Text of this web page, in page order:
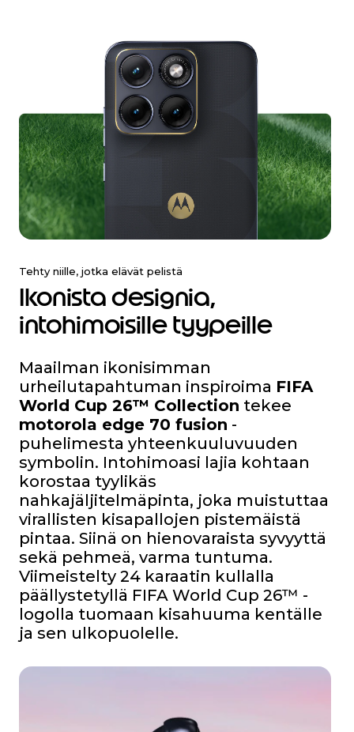
e
m
2
o
f
Tehty niille, jotka elävät pelistä
Ikonista designia,
intohimoisille tyypeille
Maailman ikonisimman
urheilutapahtuman inspiroima FIFA
World Cup 26™ Collection tekee
motorola edge 70 fusion -
puhelimesta yhteenkuuluvuuden
symbolin. Intohimoasi lajia kohtaan
korostaa tyylikäs
nahkajäljitelmäpinta, joka muistuttaa
virallisten kisapallojen pistemäistä
pintaa. Siinä on hienovaraista syvyyttä
sekä pehmeä, varma tuntuma.
Viimeistelty 24 karaatin kullalla
päällystetyllä FIFA World Cup 26™ -
logolla tuomaan kisahuuma kentälle
ja sen ulkopuolelle.